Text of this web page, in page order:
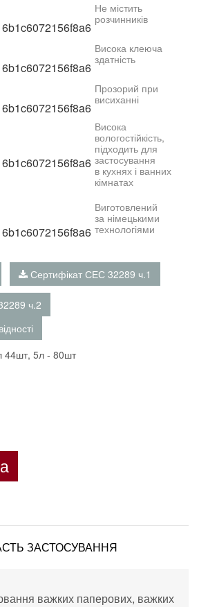
Не містить
розчинників
Висока клеюча
здатність
Прозорий при
висиханні
Висока
вологостійкість,
підходить для
застосування
в кухнях і ванних
кімнатах
Виготовлений
за німецькими
технологіями
Сертифікат СЕС 32289 ч.1
ч.2
44шт, 5л - 80шт
ЗАСТОСУВАННЯ
важких паперових, важких